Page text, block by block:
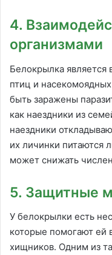
4.
организмами
Белокрылка
птиц и
быть заражены
как наездники из
наездники
их личинки питаются
может снижать
5. Защитные
У белокрылки есть
которые помогают ей
хищников. Одним из